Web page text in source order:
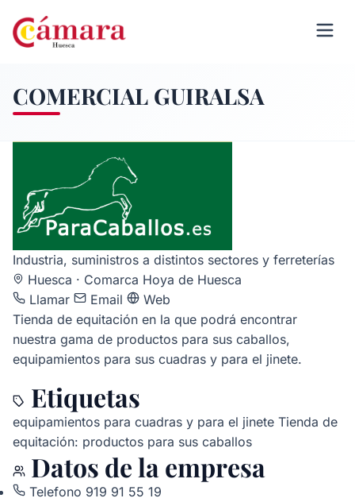
COMERCIAL GUIRALSA
Industria, suministros a distintos sectores y ferreterías
Huesca · Comarca Hoya de Huesca
Llamar
Email
Web
Tienda de equitación en la que podrá encontrar
nuestra gama de productos para sus caballos,
equipamientos para sus cuadras y para el jinete.
Etiquetas
equipamientos para cuadras y para el jinete Tienda de
equitación: productos para sus caballos
Datos de la empresa
Telefono 919 91 55 19